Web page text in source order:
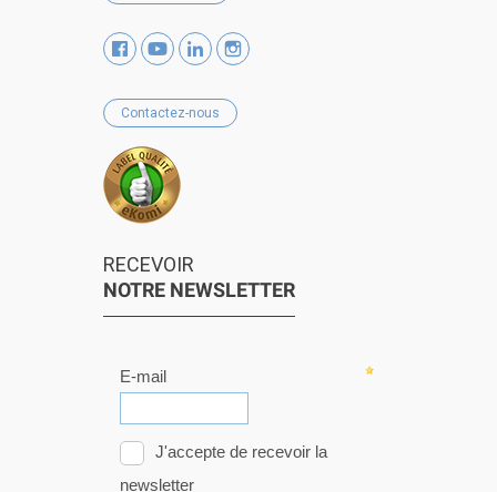
Contactez-nous
RECEVOIR
NOTRE NEWSLETTER